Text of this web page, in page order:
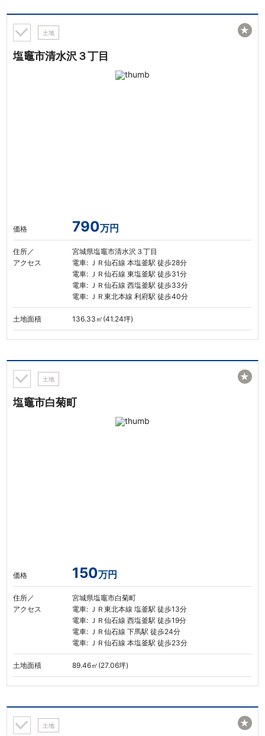
土地
塩竈市清水沢３丁目
価格 790万円
住所／
アクセス
宮城県塩竈市清水沢３丁目
電車: ＪＲ仙石線 本塩釜駅 徒歩28分
電車: ＪＲ仙石線 東塩釜駅 徒歩31分
電車: ＪＲ仙石線 西塩釜駅 徒歩33分
電車: ＪＲ東北本線 利府駅 徒歩40分
土地面積 136.33㎡(41.24坪)
★
土地
塩竈市白菊町
価格 150万円
住所／
アクセス
宮城県塩竈市白菊町
電車: ＪＲ東北本線 塩釜駅 徒歩13分
電車: ＪＲ仙石線 西塩釜駅 徒歩19分
電車: ＪＲ仙石線 下馬駅 徒歩24分
電車: ＪＲ仙石線 本塩釜駅 徒歩23分
土地面積 89.46㎡(27.06坪)
★
土地 ★